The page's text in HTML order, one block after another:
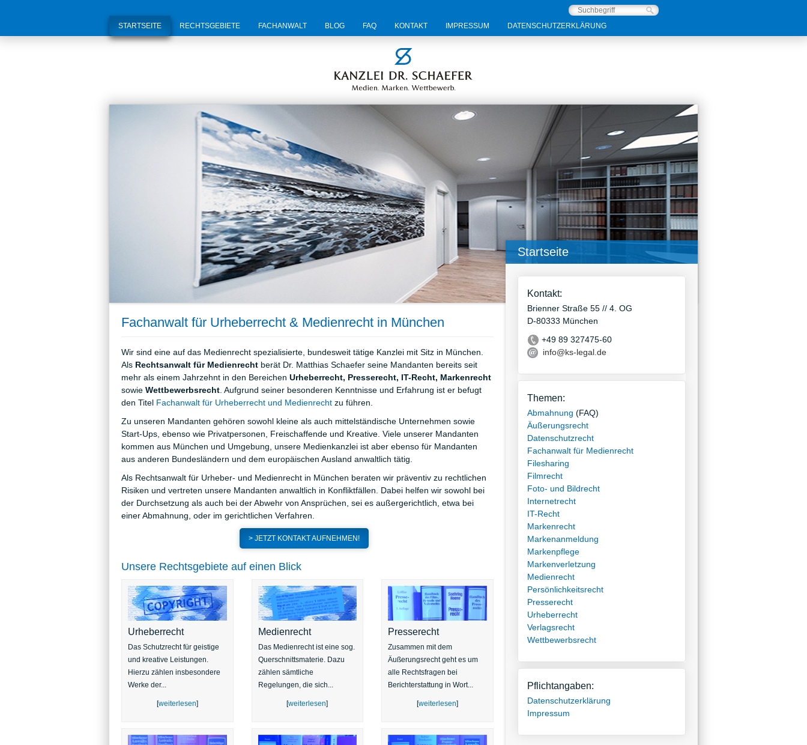
STARTSEITE RECHTSGEBIETE FACHANWALT BLOG FAQ KONTAKT IMPRESSUM DATENSCHUTZERKLÄRUNG
Fachanwalt für Urheberrecht & Medienrecht in München
Wir sind eine auf das Medienrecht spezialisierte, bundesweit tätige Kanzlei mit Sitz in München.
Als Rechtsanwalt für Medienrecht berät Dr. Matthias Schaefer seine Mandanten bereits seit
mehr als einem Jahrzehnt in den Bereichen Urheberrecht, Presserecht, IT-Recht, Markenrecht
sowie Wettbewerbsrecht . Aufgrund seiner besonderen Kenntnisse und Erfahrung ist er befugt
den Titel Fachanwalt für Urheberrecht und Medienrecht zu führen.
Zu unseren Mandanten gehören sowohl kleine als auch mittelständische Unternehmen sowie
Start-Ups, ebenso wie Privatpersonen, Freischaffende und Kreative. Viele unserer Mandanten
kommen aus München und Umgebung, unsere Medienkanzlei ist aber ebenso für Mandanten
aus anderen Bundesländern und dem europäischen Ausland anwaltlich tätig.
Als Rechtsanwalt für Urheber- und Medienrecht in München beraten wir präventiv zu rechtlichen
Risiken und vertreten unsere Mandanten anwaltlich in Konfliktfällen. Dabei helfen wir sowohl bei
der Durchsetzung als auch bei der Abwehr von Ansprüchen, sei es außergerichtlich, etwa bei
einer Abmahnung, oder im gerichtlichen Verfahren.
> JETZT KONTAKT AUFNEHMEN!
Unsere Rechtsgebiete auf einen Blick
Urheberrecht
Das Schutzrecht für geistige
und kreative Leistungen.
Hierzu zählen insbesondere
Werke der...
[weiterlesen]
Medienrecht
Das Medienrecht ist eine sog.
Querschnittsmaterie. Dazu
zählen sämtliche
Regelungen, die sich...
[weiterlesen]
Presserecht
Zusammen mit dem
Äußerungsrecht geht es um
alle Rechtsfragen bei
Berichterstattung in Wort...
[weiterlesen]
Startseite
Kontakt:
Brienner Straße 55 // 4. OG
D-80333 München
+49 89 327475-60
info@ks-legal.de
Themen:
Abmahnung (FAQ)
Äußerungsrecht
Datenschutzrecht
Fachanwalt für Medienrecht
Filesharing
Filmrecht
Foto- und Bildrecht
Internetrecht
IT-Recht
Markenrecht
Markenanmeldung
Markenpflege
Markenverletzung
Medienrecht
Persönlichkeitsrecht
Presserecht
Urheberrecht
Verlagsrecht
Wettbewerbsrecht
Pflichtangaben:
Datenschutzerklärung
Impressum